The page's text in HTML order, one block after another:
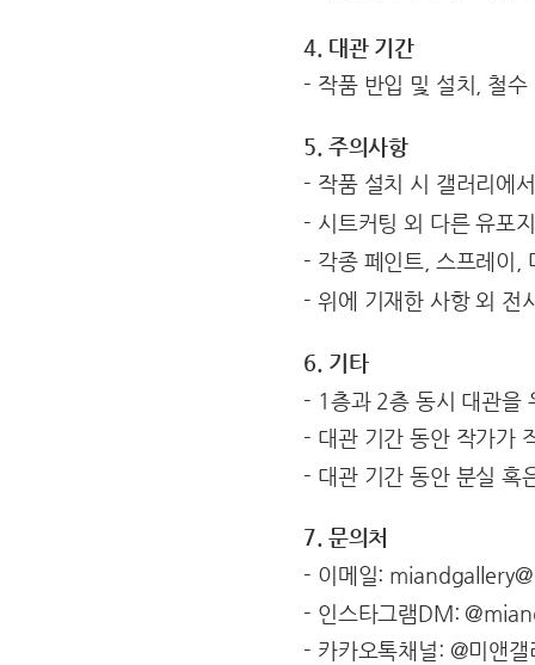
4. 대관 기간
- 작품 반입 및 설치, 철
5. 주의사항
- 작품 설치 시 갤러리에
- 시트커팅 외 다른 유포
- 각종 페인트, 스프레이,
- 위에 기재한 사항 외 전
6. 기타
- 1층과 2층 동시 대관을
- 대관 기간 동안 작가가
- 대관 기간 동안 분실 혹
7. 문의처
- 이메일:
- 인스타그램DM:
- 카카오톡채널: @미앤갤